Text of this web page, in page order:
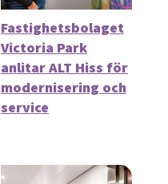
Fastighetsbolaget
Victoria Park
anlitar ALT Hiss för
modernisering och
service